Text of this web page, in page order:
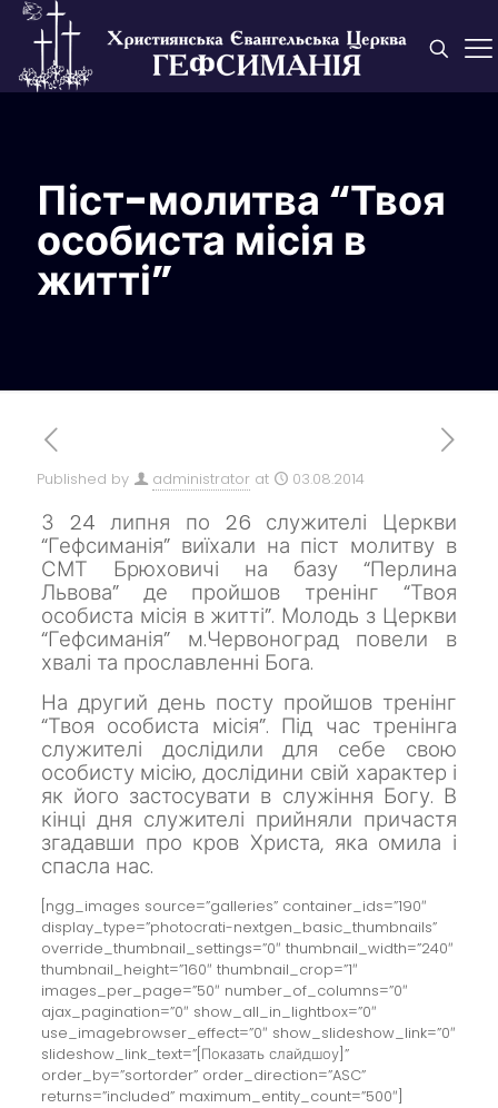
Піст-молитва “Твоя
особиста місія в
житті”
Published by administrator at 03.08.2014
З 24 липня по 26 служителі Церкви
“Гефсиманія” виїхали на піст молитву в
СМТ Брюховичі на базу “Перлина
Львова” де пройшов тренінг “Твоя
особиста місія в житті”. Молодь з Церкви
“Гефсиманія” м.Червоноград повели в
хвалі та прославленні Бога.
На другий день посту пройшов тренінг
“Твоя особиста місія”. Під час тренінга
служителі дослідили для себе свою
особисту місію, дослідини свій характер і
як його застосувати в служіння Богу. В
кінці дня служителі прийняли причастя
згадавши про кров Христа, яка омила і
спасла нас.
[ngg_images source=”galleries” container_ids=”190″
display_type=”photocrati-nextgen_basic_thumbnails”
override_thumbnail_settings=”0″ thumbnail_width=”240″
thumbnail_height=”160″ thumbnail_crop=”1″
images_per_page=”50″ number_of_columns=”0″
ajax_pagination=”0″ show_all_in_lightbox=”0″
use_imagebrowser_effect=”0″ show_slideshow_link=”0″
slideshow_link_text=”[Показать слайдшоу]”
order_by=”sortorder” order_direction=”ASC”
returns=”included” maximum_entity_count=”500″]